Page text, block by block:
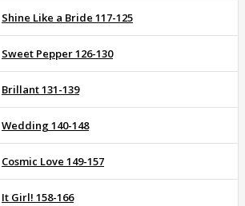
Shine Like a Bride 117-125
Sweet Pepper 126-130
Brillant 131-139
Wedding 140-148
Cosmic Love 149-157
It Girl! 158-166